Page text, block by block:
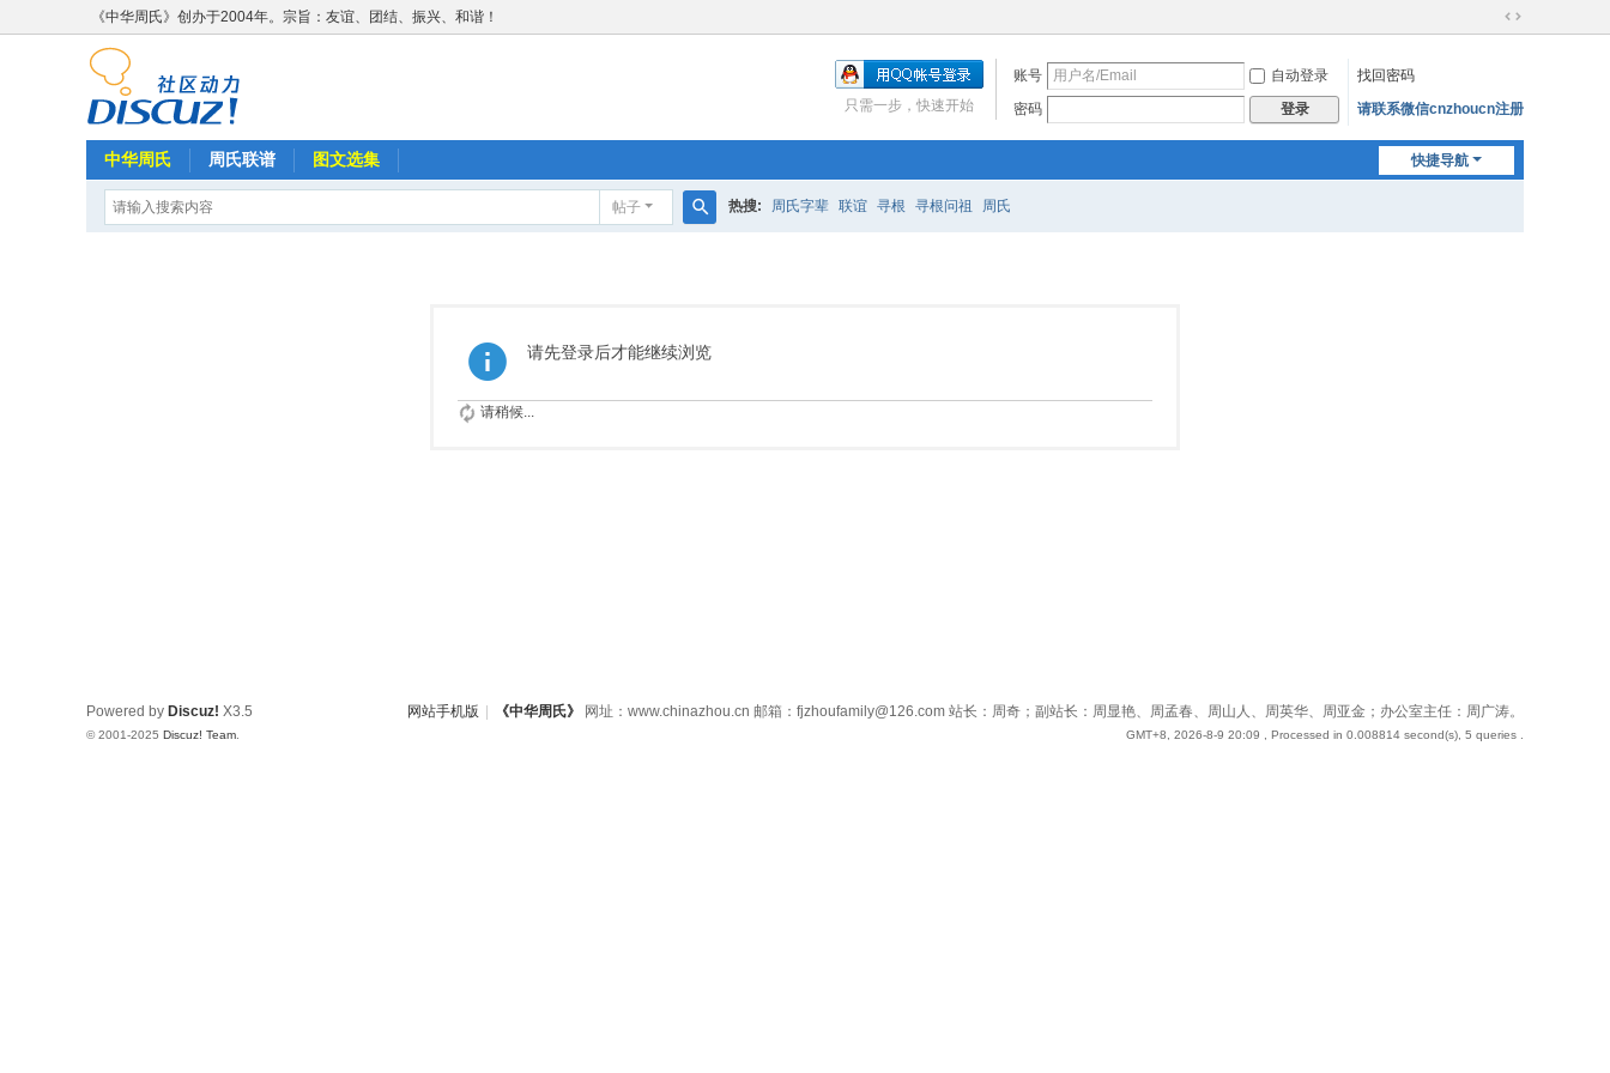
《中华周氏》创办于2004年。宗旨：友谊、团结、振兴、和谐！
切
宽
账号 自动登录
找回密码
密码
登录 请联系微信cnzhoucn注册
只需一步，快速开始
快捷导航
中华周氏 周氏联谱 图文选集
帖子 热搜: 周氏字辈 联谊 寻根 寻根问祖 周氏
请先登录后才能继续浏览
请稍候...
网站手机版 《中华周氏》 网址：www.chinazhou.cn 邮箱：fjzhoufamily@126.com 站长：周奇；副站长：周显艳、周孟春、周山人、周英华、周亚金；办公室主任：周广涛。
GMT+8, 2026-8-9 20:09 , Processed in 0.008814 second(s), 5 queries .
Powered by Discuz! X3.5
© 2001-2025 Discuz! Team